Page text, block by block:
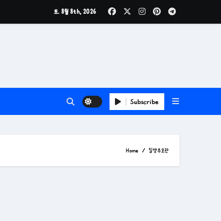
토. 8월 8th, 2026
Subscribe
Home 밀양추모관